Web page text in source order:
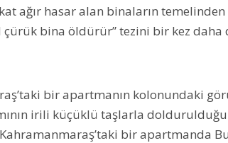
ağır hasar alan binaların
çürük bina öldürür” tezini bir kez daha
bir apartmanın kolonundaki
irili küçüklü taşlarla
bir apartmanda